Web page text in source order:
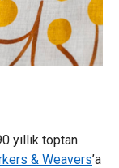
yıllık toptan
& Weavers’a